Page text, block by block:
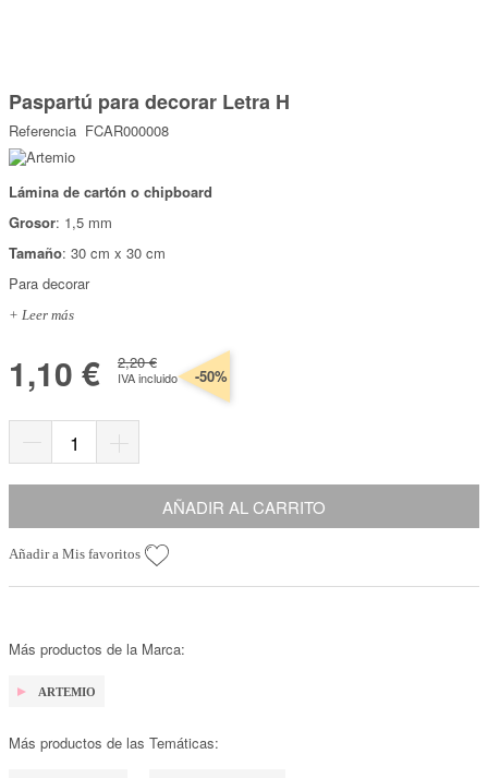
Top Ventas
Temática
Somos Kimidori
comienzo
de
la
galería
de
imágenes
Paspartú para decorar Letra H
Referencia FCAR000008
Lámina de cartón o chipboard
Grosor: 1,5 mm
Tamaño: 30 cm x 30 cm
Para decorar
+ Leer más
1,10 € 2,20 €
IVA incluido -50%
AÑADIR AL CARRITO
Añadir a Mis favoritos
Más productos de la Marca:
ARTEMIO
Más productos de las Temáticas: